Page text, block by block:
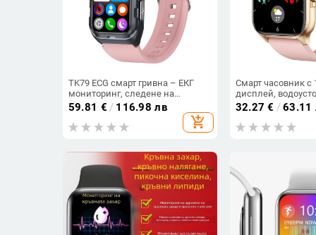
TK79 ECG смарт гривна – ЕКГ
мониторинг, следене на
сърдечния ритъм, следене на
съня, отчитане на стъпките,
Android-съвместима
59.81 € / 116.98 лв
add_shopping_cart
Смарт часовник с
дисплей,
мониторинг на
ритъм и кръвното
кислород в
обаждания,
32.27 € /63.11